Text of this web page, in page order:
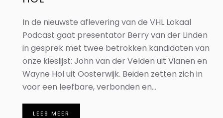
In de nieuwste aflevering van de VHL Lokaal
Podcast gaat presentator Berry van der Linden
in gesprek met twee betrokken kandidaten van
onze kieslijst: John van der Velden uit Vianen en
Wayne Hol uit Oosterwijk. Beiden zetten zich in
voor een leefbare, verbonden en...
LEES MEER